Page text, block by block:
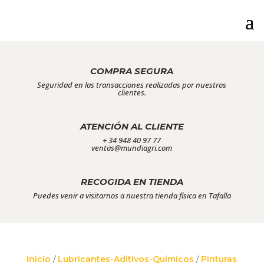
COMPRA SEGURA
Seguridad en las transacciones realizadas por nuestros
clientes.
ATENCIÓN AL CLIENTE
+ 34 948 40 97 77
ventas@mundiagri.com
RECOGIDA EN TIENDA
Puedes venir a visitarnos a nuestra tienda física en Tafalla
Inicio / Lubricantes-Aditivos-Químicos / Pinturas